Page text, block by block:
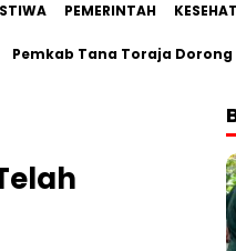
PEMERINTAH
Tana Toraja Dorong